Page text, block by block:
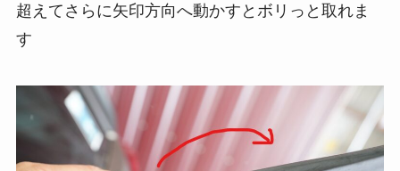
超えてさらに矢印方向へ動かすとボリっと取れま
す